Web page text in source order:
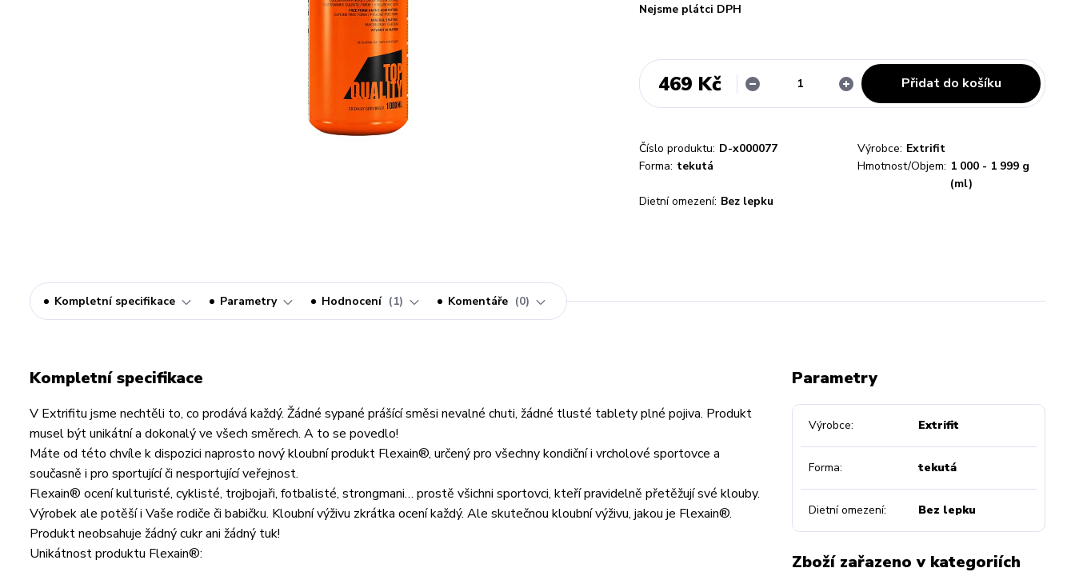
Nejsme plátci DPH
469 Kč Přidat do košíku
Číslo produktu: D-x000077 Výrobce: Extrifit
Forma: tekutá Hmotnost/Objem: 1 000 - 1 999 g
(ml)
Dietní omezení: Bez lepku
Kompletní specifikace Parametry Hodnocení 1 Komentáře 0
Kompletní specifikace
V Extrifitu jsme nechtěli to, co prodává každý. Žádné sypané prášící směsi nevalné chuti, žádné tlusté tablety plné pojiva. Produkt
musel být unikátní a dokonalý ve všech směrech. A to se povedlo!
Máte od této chvíle k dispozici naprosto nový kloubní produkt Flexain®, určený pro všechny kondiční i vrcholové sportovce a
současně i pro sportující či nesportující veřejnost.
Flexain® ocení kulturisté, cyklisté, trojbojaři, fotbalisté, strongmani… prostě všichni sportovci, kteří pravidelně přetěžují své klouby.
Výrobek ale potěší i Vaše rodiče či babičku. Kloubní výživu zkrátka ocení každý. Ale skutečnou kloubní výživu, jakou je Flexain®.
Produkt neobsahuje žádný cukr ani žádný tuk!
Unikátnost produktu Flexain®:
Parametry
Výrobce Extrifit
Forma tekutá
Dietní omezení Bez lepku
Zboží zařazeno v kategoriích